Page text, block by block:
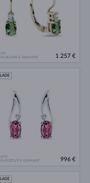
ZELENÝ & DIAMANT
1 257 €
RUŽOVÝ & DIAMANT
996 €